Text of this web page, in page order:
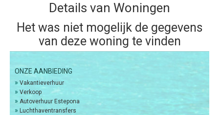
Details van Woningen
Het was niet mogelijk de gegevens
van deze woning te vinden
ONZE AANBIEDING
» Vakantieverhuur
» Verkoop
» Autoverhuur Estepona
» Luchthaventransfers